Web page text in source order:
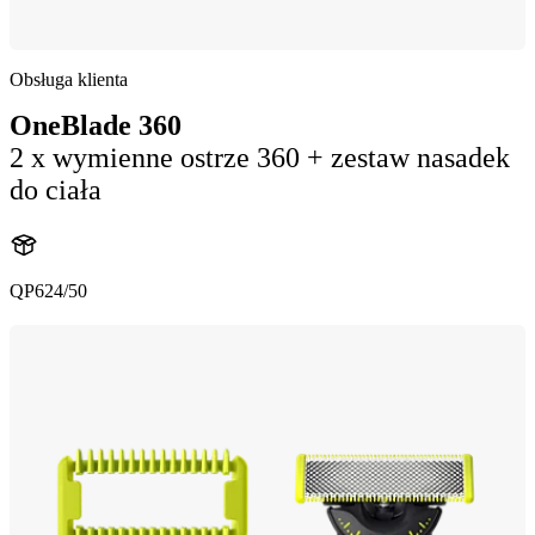
Obsługa klienta
OneBlade 360
2 x wymienne ostrze 360 + zestaw nasadek
do ciała
QP624/50